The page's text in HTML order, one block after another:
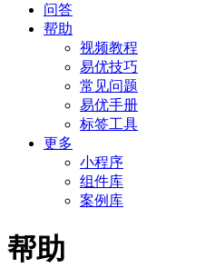
问答
帮助
视频教程
易优技巧
常见问题
易优手册
标签工具
更多
小程序
组件库
案例库
帮助